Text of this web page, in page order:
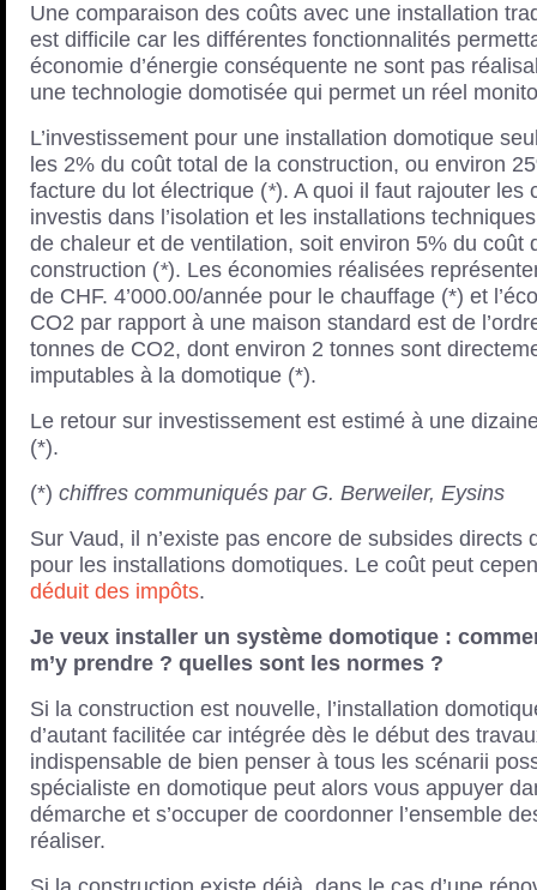
Une comparaison des coûts avec une installation
est difficile car les différentes fonctionnalités
économie d’énergie conséquente ne sont pas
une technologie domotisée qui permet un réel
L’investissement pour une installation domotique
les 2% du coût total de la construction, ou environ
facture du lot électrique (*). A quoi il faut rajouter les
investis dans l’isolation et les installations
de chaleur et de ventilation, soit environ 5% du coût
construction (*). Les économies réalisées
de CHF. 4’000.00/année pour le chauffage (*) et
CO2 par rapport à une maison standard est de
tonnes de CO2, dont environ 2 tonnes sont
imputables à la domotique (*).
Le retour sur investissement est estimé à une
(*).
(*) chiffres communiqués par G. Berweiler, Eysins
Sur Vaud, il n’existe pas encore de subsides directs
pour les installations domotiques. Le coût peut
déduit des impôts.
Je veux installer un système domotique :
m’y prendre ? quelles sont les normes ?
Si la construction est nouvelle, l’installation
d’autant facilitée car intégrée dès le début des
indispensable de bien penser à tous les scénarii
spécialiste en domotique peut alors vous appuyer
démarche et s’occuper de coordonner l’ensemble
réaliser.